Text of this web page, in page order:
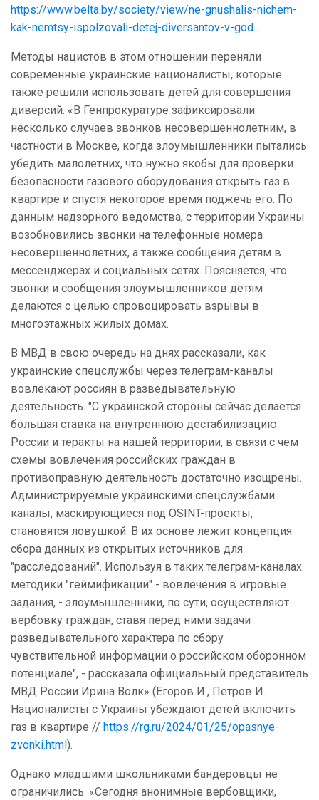
https://www.belta.by/society/view/ne-gnushalis-nichem-
kak-nemtsy-ispolzovali-detej-diversantov-v-god....
Методы нацистов в этом отношении переняли
современные украинские националисты, которые
также решили использовать детей для совершения
диверсий. «В Генпрокуратуре зафиксировали
несколько случаев звонков несовершеннолетним, в
частности в Москве, когда злоумышленники пытались
убедить малолетних, что нужно якобы для проверки
безопасности газового оборудования открыть газ в
квартире и спустя некоторое время поджечь его. По
данным надзорного ведомства, с территории Украины
возобновились звонки на телефонные номера
несовершеннолетних, а также сообщения детям в
мессенджерах и социальных сетях. Поясняется, что
звонки и сообщения злоумышленников детям
делаются с целью спровоцировать взрывы в
многоэтажных жилых домах.
В МВД в свою очередь на днях рассказали, как
украинские спецслужбы через телеграм-каналы
вовлекают россиян в разведывательную
деятельность. "С украинской стороны сейчас делается
большая ставка на внутреннюю дестабилизацию
России и теракты на нашей территории, в связи с чем
схемы вовлечения российских граждан в
противоправную деятельность достаточно изощрены.
Администрируемые украинскими спецслужбами
каналы, маскирующиеся под OSINT-проекты,
становятся ловушкой. В их основе лежит концепция
сбора данных из открытых источников для
"расследований". Используя в таких телеграм-каналах
методики "геймификации" - вовлечения в игровые
задания, - злоумышленники, по сути, осуществляют
вербовку граждан, ставя перед ними задачи
разведывательного характера по сбору
чувствительной информации о российском оборонном
потенциале", - рассказала официальный представитель
МВД России Ирина Волк» (Егоров И., Петров И.
Националисты с Украины убеждают детей включить
газ в квартире // https://rg.ru/2024/01/25/opasnye-
zvonki.html).
Однако младшими школьниками бандеровцы не
ограничились. «Сегодня анонимные вербовщики,